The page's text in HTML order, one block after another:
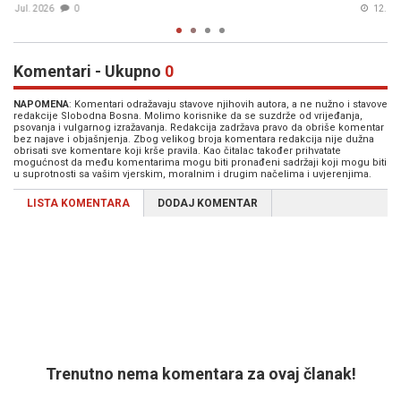
12. Jul. 2026
Komentari - Ukupno 0
NAPOMENA: Komentari odražavaju stavove njihovih autora, a ne nužno i stavove
redakcije Slobodna Bosna. Molimo korisnike da se suzdrže od vrijeđanja,
psovanja i vulgarnog izražavanja. Redakcija zadržava pravo da obriše komentar
bez najave i objašnjenja. Zbog velikog broja komentara redakcija nije dužna
obrisati sve komentare koji krše pravila. Kao čitalac također prihvatate
mogućnost da među komentarima mogu biti pronađeni sadržaji koji mogu biti
u suprotnosti sa vašim vjerskim, moralnim i drugim načelima i uvjerenjima.
LISTA KOMENTARA DODAJ KOMENTAR
Trenutno nema komentara za ovaj članak!